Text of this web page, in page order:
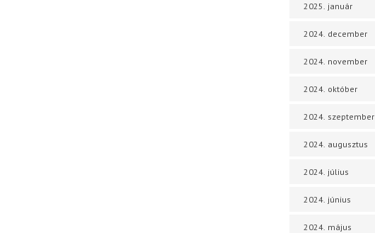
2025. január
2024. december
2024. november
2024. október
2024. szeptember
2024. augusztus
2024. július
2024. június
2024. május